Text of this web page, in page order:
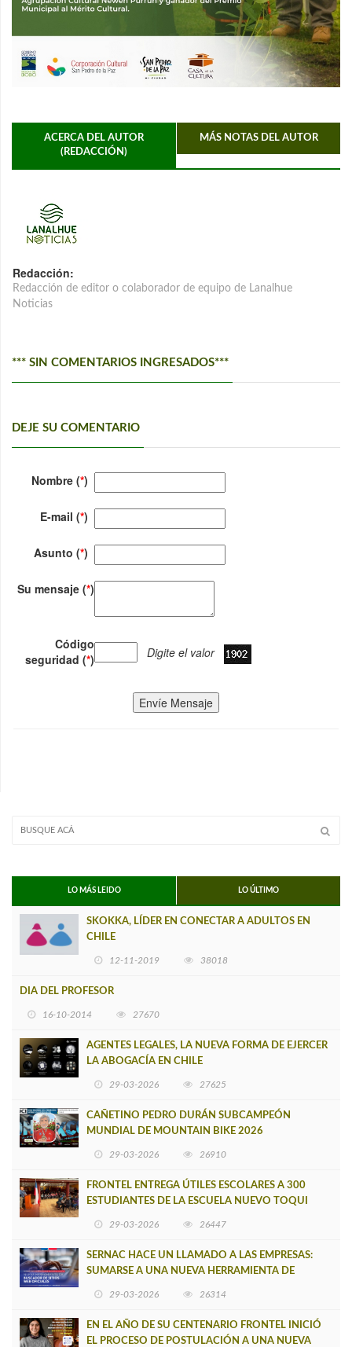
ACERCA DEL AUTOR
(REDACCIÓN)
MÁS NOTAS DEL AUTOR
Redacción:
Redacción de editor o colaborador de equipo de Lanalhue
Noticias
*** SIN COMENTARIOS INGRESADOS***
DEJE SU COMENTARIO
Nombre (*)
E-mail (*)
Asunto (*)
Su mensaje (*)
Código
seguridad (*) Digite el valor
Envíe Mensaje
LO MÁS LEIDO LO ÚLTIMO
SKOKKA, LÍDER EN CONECTAR A ADULTOS EN
CHILE
12-11-2019 38018
DIA DEL PROFESOR
16-10-2014 27670
AGENTES LEGALES, LA NUEVA FORMA DE EJERCER
LA ABOGACÍA EN CHILE
29-03-2026 27625
CAÑETINO PEDRO DURÁN SUBCAMPEÓN
MUNDIAL DE MOUNTAIN BIKE 2026
29-03-2026 26910
FRONTEL ENTREGA ÚTILES ESCOLARES A 300
ESTUDIANTES DE LA ESCUELA NUEVO TOQUI
29-03-2026 26447
SERNAC HACE UN LLAMADO A LAS EMPRESAS:
SUMARSE A UNA NUEVA HERRAMIENTA DE
29-03-2026 26314
EN EL AÑO DE SU CENTENARIO FRONTEL INICIÓ
EL PROCESO DE POSTULACIÓN A UNA NUEVA